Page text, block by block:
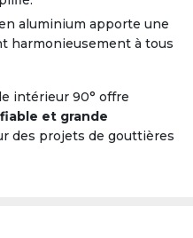
aluminium apporte une
harmonieusement à tous
intérieur 90° offre
fiable et grande
des projets de gouttières